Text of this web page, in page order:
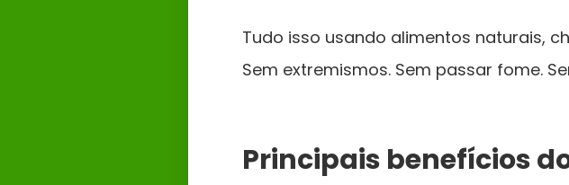
Tudo isso usando alimentos naturais,
Sem extremismos. Sem passar fome.
Principais benefícios